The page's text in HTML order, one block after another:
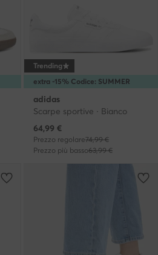
extra -15% Codice: SUMMER
Trending
adidas
Scarpe sportive · Bianco
Prezzo attuale
64,99 €
Prezzo regolare74,99 €
Prezzo più basso63,99 €